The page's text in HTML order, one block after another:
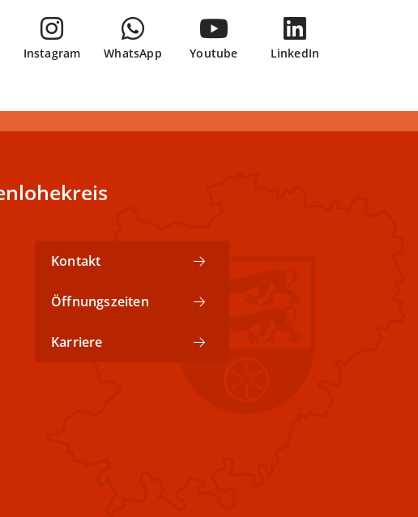
Instagram WhatsApp Youtube LinkedIn
Kontakt
Öffnungszeiten
Karriere